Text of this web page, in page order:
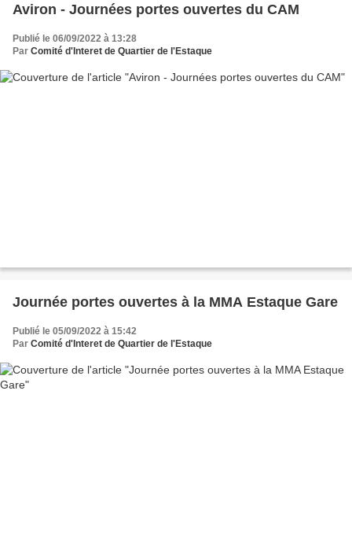
Aviron - Journées portes ouvertes du CAM
Publié le 06/09/2022 à 13:28
Par Comité d'Interet de Quartier de l'Estaque
Journée portes ouvertes à la MMA Estaque Gare
Publié le 05/09/2022 à 15:42
Par Comité d'Interet de Quartier de l'Estaque